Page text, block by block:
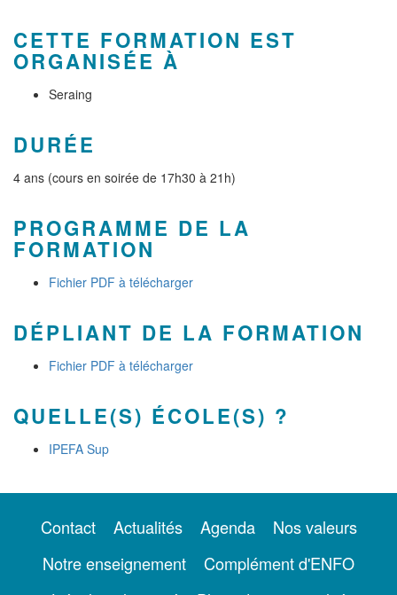
CETTE FORMATION EST
ORGANISÉE À
Seraing
DURÉE
4 ans (cours en soirée de 17h30 à 21h)
PROGRAMME DE LA
FORMATION
Fichier PDF à télécharger
DÉPLIANT DE LA FORMATION
Fichier PDF à télécharger
QUELLE(S) ÉCOLE(S) ?
IPEFA Sup
Contact Actualités Agenda
Nos valeurs
Notre enseignement
Complément d'ENFO